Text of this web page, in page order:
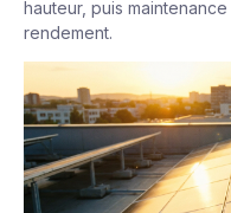
hauteur, puis
rendement.